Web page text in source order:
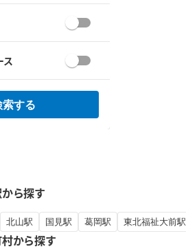
ス
する
ら探す
北山駅 国見駅 葛岡駅 東北福祉大前駅
から探す